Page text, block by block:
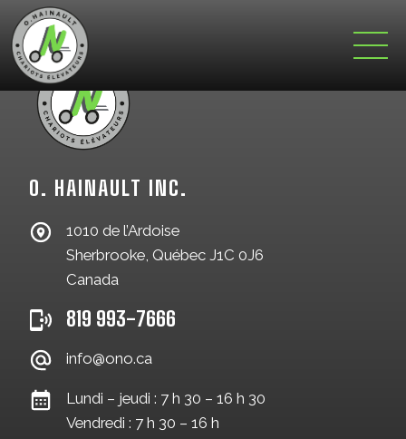
O. HAINAULT INC.
1010 de l’Ardoise
Sherbrooke, Québec J1C 0J6
Canada
819 993-7666
info@ono.ca
Lundi – jeudi : 7 h 30 – 16 h 30
Vendredi : 7 h 30 – 16 h